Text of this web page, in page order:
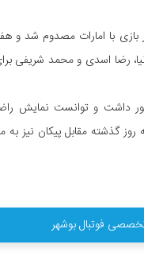
بازی با امارات مصدوم شد و
رضا اسدی و محمد شریفی
و توانست نمایش
او را از ترکیب اصلی دور کرد. این بازیکن 21ساله که روز
تخصصی فوتبال بوشهر